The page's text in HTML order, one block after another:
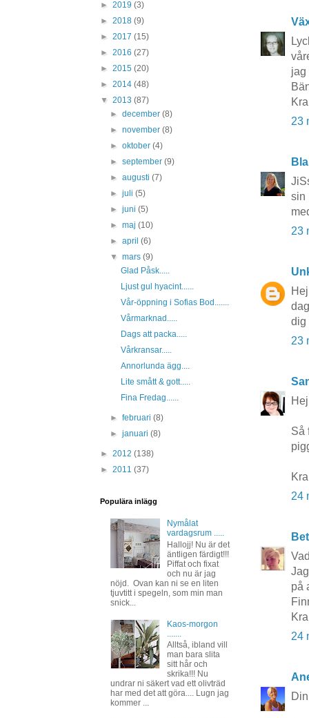
jag
23
sin
23
dig
23
Så
24
på
24
► 2019 (3)
► 2018 (9)
► 2017 (15)
► 2016 (27)
► 2015 (20)
► 2014 (48)
▼ 2013 (87)
►december(8)
►november(8)
►oktober(4)
►september(9)
►augusti(7)
►juli(5)
►juni(5)
►maj(10)
►april(6)
▼mars(9)
Glad Påsk.....
Ljust gul hyacint......
Vår-öppning i Sofias Bod.......
Vårmarknad.....
Dags att packa.....
Vårkransar.....
Annorlunda ägg....
Lite smått & gott.....
Fina Fredag......
►februari(8)
►januari(8)
► 2012 (138)
► 2011 (37)
Populära inlägg
Nymålat
vardagsrum .....
Hallojj! Nu är det
äntligen färdigt!!!
Piffat och fixat
och nu är jag
nöjd. Ovan kan ni se en liten
tjuvtitt i spegeln, som min man
snick...
Kaos-morgon
Alltså, ibland vill
man bara slita
sitt hår och
skrika!!! Nu
undrar ni säkert vad ett olivträd
har med det att göra.... Lugn jag
kommer ...